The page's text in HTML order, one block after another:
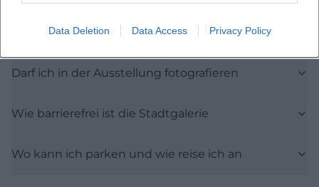
Data Deletion Data Access Privacy Policy
Gibt es Fuhrungen oder Kunstgesprache
Darf ich in der Ausstellung fotografieren
Wie barrierefrei ist die Stadtgalerie
Wo kann ich parken und wie reise ich an